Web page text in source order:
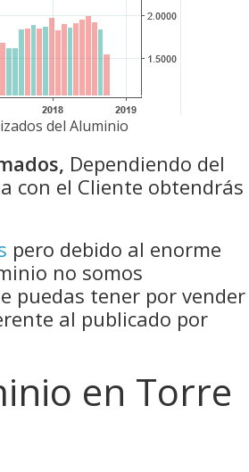
del Aluminio
Dependiendo del
con el Cliente obtendrás
pero debido al enorme
no somos
puedas tener por vender
al publicado por
en Torre